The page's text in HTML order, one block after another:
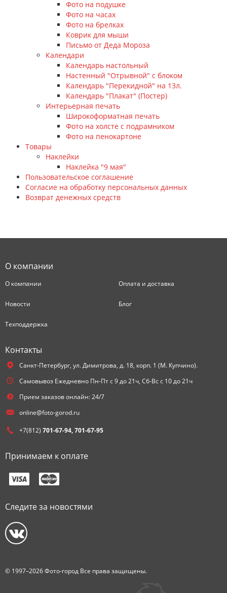
Фото на подушке
Фото на часах
Фото на брелках
Коврик для мыши
Письмо от Деда Мороза
Календари
Календарь настольный
Настенный "Отрывной" с блоком
Календарь "Перекидной" на 13л.
Календарь "Плакат" (Постер)
Интерьерная печать
Широкоформатная печать
Фото на холсте с подрамником
Фото на пенокартоне
Товары
Наклейки
Наклейка "9 мая"
Пользовательское соглашение
Согласие на обработку персональных данных
Возврат денежных средств
О компании
О компании Оплата и доставка
Новости Блог
Техподдержка
Контакты
Санкт-Петербург, ул. Димитрова, д. 18, корп. 1 (М. Купчино).
Самовывоз Ежедневно Пн-Пт с 9 до 21ч, Сб-Вс с 10 до 21ч
Прием заказов онлайн: 24/7
online@foto-gorod.ru
+7(812) 701-67-94, 701-67-95
Принимаем к оплате
Следите за новостями
© 1997–2026 Фото-город Все права защищены.